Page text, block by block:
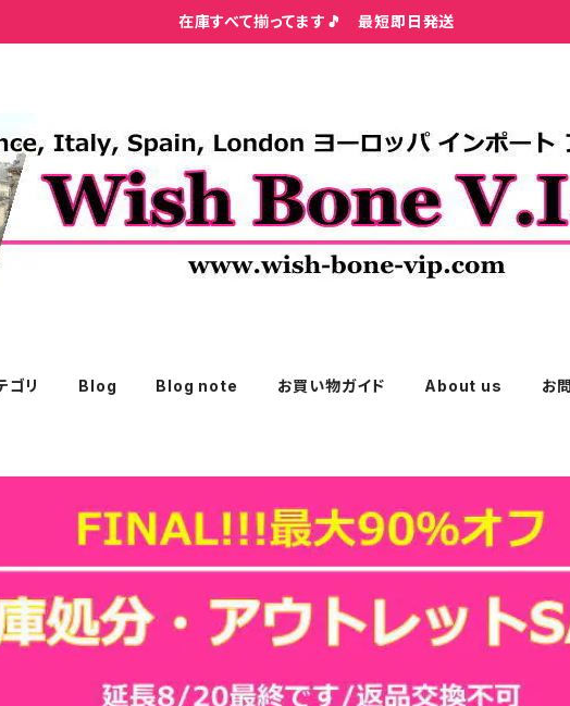
在庫すべて揃ってます🎵 最短即日発送
ゴリ Blog Blog note お買い物ガイド About us お